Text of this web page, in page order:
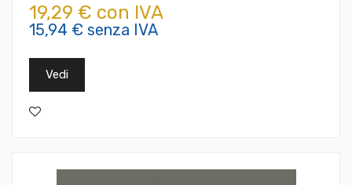
19,29 € con IVA
15,94 € senza IVA
Vedi